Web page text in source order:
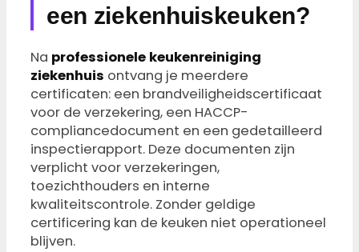
een ziekenhuiskeuken?
Na professionele keukenreiniging
ziekenhuis ontvang je meerdere
certificaten: een brandveiligheidscertificaat
voor de verzekering, een HACCP-
compliancedocument en een gedetailleerd
inspectierapport. Deze documenten zijn
verplicht voor verzekeringen,
toezichthouders en interne
kwaliteitscontrole. Zonder geldige
certificering kan de keuken niet operationeel
blijven.